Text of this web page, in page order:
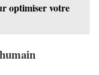
optimiser votre